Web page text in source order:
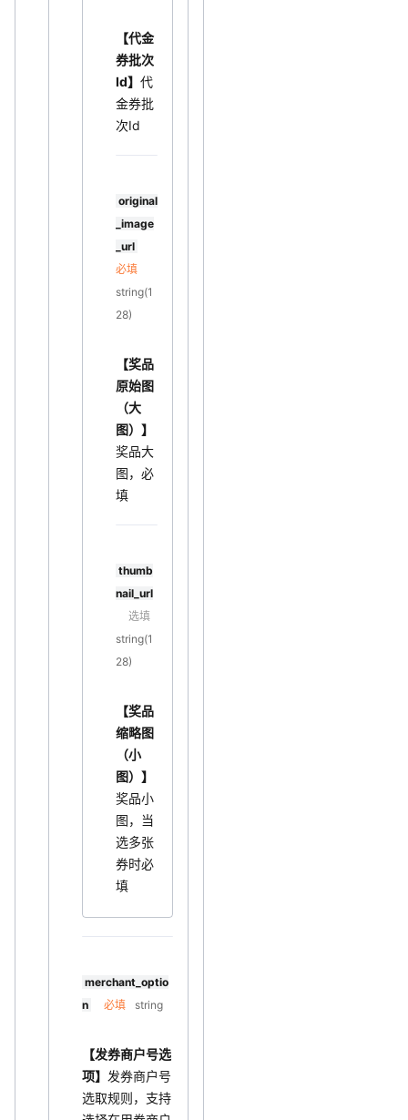
【代金
券批次
Id】 代
金券批
次Id
original
_image
_url
必填
string(1
28)
【奖品
原始图
（大
图）】
奖品大
图，必
填
thumb
nail_url
选填
string(1
28)
【奖品
缩略图
（小
图）】
奖品小
图，当
选多张
券时必
填
merchant_optio
n
必填 string
【发券商户号选
项】 发券商户号
选取规则，支持